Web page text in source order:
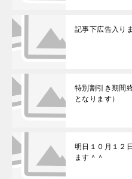
記事下広告入り
特別割引き期間
となります）
明日１０月１２
ます＾＾